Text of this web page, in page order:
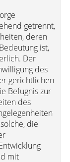
getrennt,
deren
ist,
Der
des
gerichtlichen
Befugnis zur
des
die
mit